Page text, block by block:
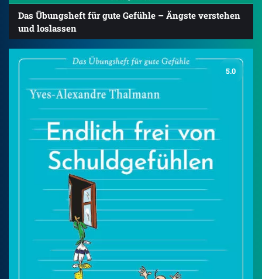
Das Übungsheft für gute Gefühle – Ängste verstehen
und loslassen
5.0